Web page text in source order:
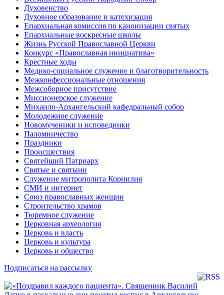
Духовенство
Духовное образование и катехизация
Епархиальная комиссия по канонизации святых
Епархиальные воскресные школы
Жизнь Русской Православной Церкви
Конкурс «Православная инициатива»
Крестные ходы
Медико-социальное служение и благотворительность
Межконфессиональные отношения
Межсоборное присутствие
Миссионерское служение
Михаило-Архангельский кафедральный собор
Молодежное служение
Новомученики и исповедники
Паломничество
Праздники
Происшествия
Святейший Патриарх
Святые и святыни
Служение митрополита Корнилия
СМИ и интернет
Союз православных женщин
Строительство храмов
Тюремное служение
Церковная археология
Церковь и власть
Церковь и культура
Церковь и общество
Подписаться на рассылку